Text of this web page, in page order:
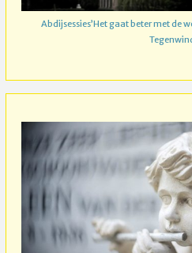
Abdijsessies’Het gaat beter met de